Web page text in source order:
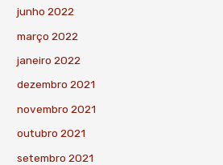
junho 2022
março 2022
janeiro 2022
dezembro 2021
novembro 2021
outubro 2021
setembro 2021